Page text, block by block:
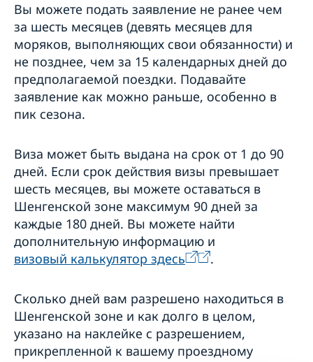
более чем на 90 дней)
Основные факты
Как действовать
Необходимые документы
Сборы
Национальная виза
Система Въезда/Выезда в ЕС
Консульский сбор за визу
Обжалование решения по заявлению на визу
Предупреждение о мошенничестве в Интернете
Часто задаваемые вопросы
Переезд к близкому родственнику в
Как оформить ВНЖ
Необходимые документы
Сборы
Часто задаваемые вопросы
Обучение в Швеции
Общие сведения
Подача заявления
Необходимые документы
Консульский сбор
Часто задаваемые вопросы
Работа в Швеции
Общие сведения
Подача заявления
Необходимые документы
Консульский сбор
Часто задаваемые вопросы
Записаться на собеседование
Выдача карты вида на жительство
Получение документов
Доверенность
Ввоз животных
Швеция и Россия: экономические отношения
Бизнес-завтраки для шведских компаний
Business Sweden
Вы можете подать заявление не ранее чем
за шесть месяцев (девять месяцев для
моряков, выполняющих свои обязанности) и
не позднее, чем за 15 календарных дней до
предполагаемой поездки. Подавайте
заявление как можно раньше, особенно в
пик сезона.
Виза может быть выдана на срок от 1 до 90
дней. Если срок действия визы превышает
шесть месяцев, вы можете оставаться в
Шенгенской зоне максимум 90 дней за
каждые 180 дней. Вы можете найти
дополнительную информацию и
визовый калькулятор здесь
.
Сколько дней вам разрешено находиться в
Шенгенской зоне и как долго в целом,
указано на наклейке с разрешением,
прикрепленной к вашему проездному